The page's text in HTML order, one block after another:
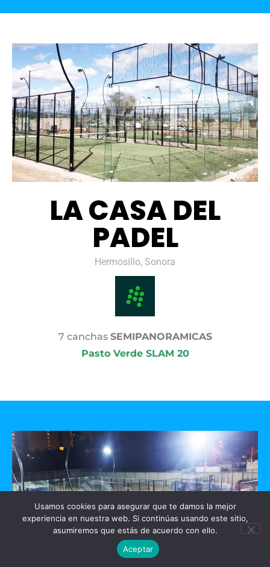
LA CASA DEL
PADEL
Hermosillo, Sonora
7 canchas SEMIPANORAMICAS
Pasto Verde SLAM 20
Usamos cookies para asegurar que te damos la mejor
experiencia en nuestra web. Si continúas usando este sitio,
asumiremos que estás de acuerdo con ello.
Aceptar